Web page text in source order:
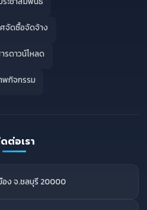
ศจัดซื้อจัดจ้าง
รดาวน์โหลด
พกิจกรรม
ต่อเรา
อง จ.ชลบุรี 20000